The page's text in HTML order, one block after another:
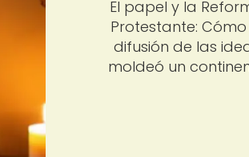
El papel y la
Protestante:
difusión de las
moldeó un